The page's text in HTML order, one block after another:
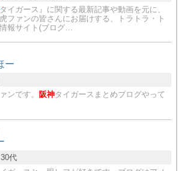
タイガース』に関する最新記事や動画を元に、
ファンの皆さんにお届けする、トラトラ・ト
報サイト(ブログ…
ー
ンです。 阪神タイガースまとめブログやって
30代